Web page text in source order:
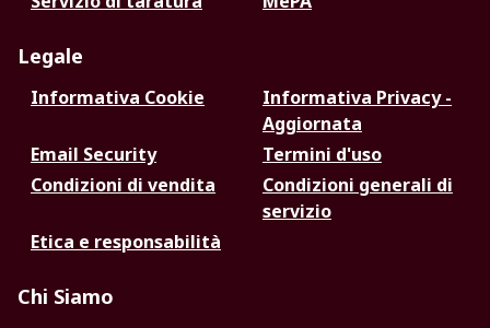
Legale
Informativa Cookie
Informativa Privacy -
Aggiornata
Email Security
Termini d'uso
Condizioni di vendita
Condizioni generali di
servizio
Etica e responsabilità
Chi Siamo